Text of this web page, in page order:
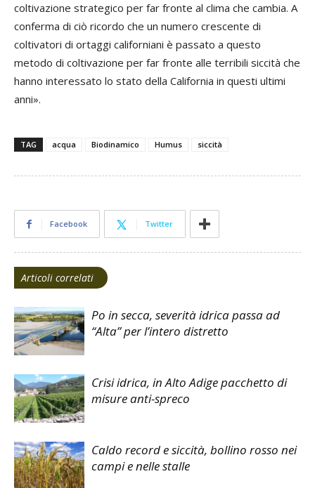
coltivazione strategico per far fronte al clima che cambia. A
conferma di ciò ricordo che un numero crescente di
coltivatori di ortaggi californiani è passato a questo
metodo di coltivazione per far fronte alle terribili siccità che
hanno interessato lo stato della California in questi ultimi
anni».
TAG acqua Biodinamico Humus siccità
Facebook Twitter
Articoli correlati
Po in secca, severità idrica passa ad
“Alta” per l’intero distretto
Crisi idrica, in Alto Adige pacchetto di
misure anti-spreco
Caldo record e siccità, bollino rosso nei
campi e nelle stalle